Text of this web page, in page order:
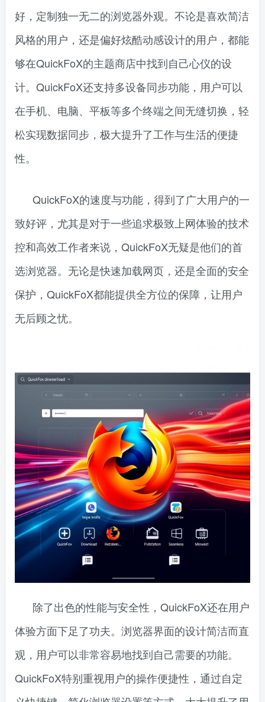
好，定制独一无二的浏览器外观。不论是喜欢简洁
风格的用户，还是偏好炫酷动感设计的用户，都能
够在QuickFoX的主题商店中找到自己心仪的设
计。QuickFoX还支持多设备同步功能，用户可以
在手机、电脑、平板等多个终端之间无缝切换，轻
松实现数据同步，极大提升了工作与生活的便捷
性。
QuickFoX的速度与功能，得到了广大用户的一
致好评，尤其是对于一些追求极致上网体验的技术
控和高效工作者来说，QuickFoX无疑是他们的首
选浏览器。无论是快速加载网页，还是全面的安全
保护，QuickFoX都能提供全方位的保障，让用户
无后顾之忧。
除了出色的性能与安全性，QuickFoX还在用户
体验方面下足了功夫。浏览器界面的设计简洁而直
观，用户可以非常容易地找到自己需要的功能。
QuickFoX特别重视用户的操作便捷性，通过自定